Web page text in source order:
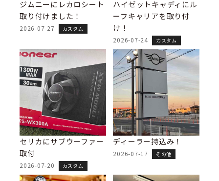
ジムニーにレカロシート
取り付けました！
2026-07-27 カスタム
ハイゼットキャディにル
ーフキャリアを取り付
け！
2026-07-24 カスタム
セリカにサブウーファー
取付
2026-07-20 カスタム
ディーラー持込み！
2026-07-17 その他